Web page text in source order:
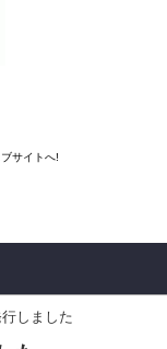
研究
サイトへ!
しました